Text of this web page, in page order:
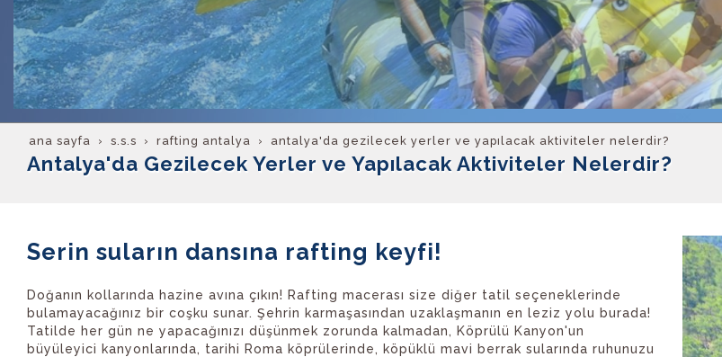
ana sayfa s.s.s rafting antalya antalya'da gezilecek yerler ve yapılacak aktiviteler nelerdir?
Antalya'da Gezilecek Yerler ve Yapılacak Aktiviteler Nelerdir?
Serin suların dansına rafting keyfi!
Doğanın kollarında hazine avına çıkın! Rafting macerası size diğer tatil seçeneklerinde
bulamayacağınız bir coşku sunar. Şehrin karmaşasından uzaklaşmanın en leziz yolu burada!
Tatilde her gün ne yapacağınızı düşünmek zorunda kalmadan, Köprülü Kanyon'un
büyüleyici kanyonlarında, tarihi Roma köprülerinde, köpüklü mavi berrak sularında ruhunuzu